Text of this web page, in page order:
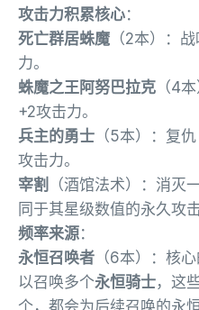
攻击力积累核心：
死亡群居蛛魔 （2本）：
力。
蛛魔之王阿努巴拉克 （4
+2攻击力。
兵主的勇士 （5本）：复
攻击力。
宰割
（酒馆法术）：消灭
同于其星级数值的永久攻
频率来源：
永恒召唤者 （6本）：核
以召唤多个永恒骑士，这
个，都会为后续召唤的永